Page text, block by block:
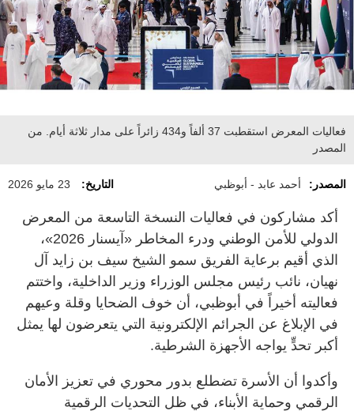
فعاليات المعرض استقطبت 37 ألفاً و434 زائراً على مدار ثلاثة أيام. من
المصدر
المصدر: أحمد عابد - أبوظبي التاريخ: 23 مايو 2026
أكد مشاركون في فعاليات النسخة التاسعة من المعرض
الدولي للأمن الوطني ودرء المخاطر «آيسنار 2026»،
الذي أقيم برعاية الفريق سمو الشيخ سيف بن زايد آل
نهيان، نائب رئيس مجلس الوزراء وزير الداخلية، واختتم
فعاليته أخيراً في أبوظبي، أن خوف الضحايا وقلة وعيهم
في الإبلاغ عن الجرائم الإلكترونية التي يتعرضون لها يمثل
أكبر تحدٍّ يواجه الأجهزة الشرطية.
وأكدوا أن الأسرة تضطلع بدور محوري في تعزيز الأمان
الرقمي وحماية الأبناء، في ظل التحديات الرقمية